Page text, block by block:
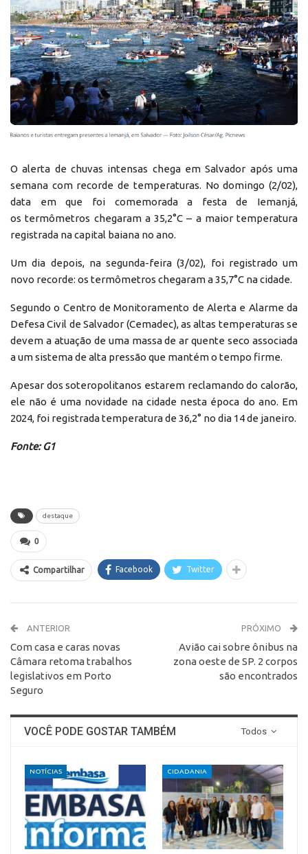
O alerta de chuvas intensas chega em Salvador após uma
semana com recorde de temperaturas. No domingo (2/02),
data em que foi comemorada a festa de Iemanjá,
os termômetros chegaram a 35,2°C – a maior temperatura
registrada na capital baiana no ano.
Um dia depois, na segunda-feira (3/02), foi registrado um
novo recorde: os termômetros chegaram a 35,7°C na cidade.
Segundo o Centro de Monitoramento de Alerta e Alarme da
Defesa Civil de Salvador (Cemadec), as altas temperaturas se
devem a atuação de uma massa de ar quente seco associada
a um sistema de alta pressão que mantém o tempo firme.
Apesar dos soteropolitanos estarem reclamando do calorão,
ele não é uma novidade na cidade nesta época do ano. Em
2024, foi registrada temperatura de 36,2° no dia 14 de janeiro.
Fonte: G1
destaque
0
Compartilhar Facebook Twitter
ANTERIOR
Com casa e caras novas
Câmara retoma trabalhos
legislativos em Porto
Seguro
PRÓXIMO
Avião cai sobre ônibus na
zona oeste de SP. 2 corpos
são encontrados
Todos
VOCÊ PODE GOSTAR TAMBÉM
NOTÍCIAS CIDADANIA